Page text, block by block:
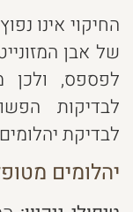
החיקוי אינו
של אבן
לפספס, ולכן
לבדיקות
לבדיקת
יהלומים